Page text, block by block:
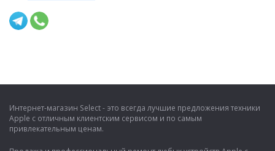
Интернет-магазин Select - это всегда лучшие предложения техники
Apple с отличным клиентским сервисом и по самым
привлекательным ценам.